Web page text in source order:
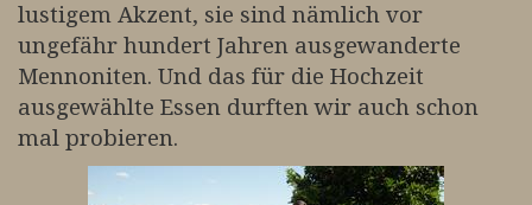
lustigem Akzent, sie sind nämlich vor
ungefähr hundert Jahren ausgewanderte
Mennoniten. Und das für die Hochzeit
ausgewählte Essen durften wir auch schon
mal probieren.